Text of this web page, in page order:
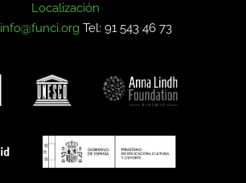
Localización
info@funci.org Tel: 91 543 46 73